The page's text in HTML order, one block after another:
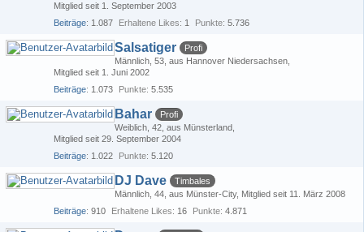
Mitglied seit 1. September 2003
Beiträge 1.087 Erhaltene Likes 1 Punkte 5.736
Salsatiger
Profi
Männlich 53 aus Hannover Niedersachsen
Mitglied seit 1. Juni 2002
Beiträge 1.073 Punkte 5.535
Bahar
Profi
Weiblich 42 aus Münsterland
Mitglied seit 29. September 2004
Beiträge 1.022 Punkte 5.120
DJ Dave
Timbales
Männlich 44 aus Münster-City Mitglied seit 11. März 2008
Beiträge 910 Erhaltene Likes 16 Punkte 4.871